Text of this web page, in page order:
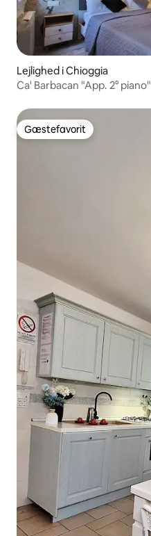
Lejlighed i Chioggia
Ca' Barbacan "App. 2° piano"
Gæstefavorit
Gæstefavorit